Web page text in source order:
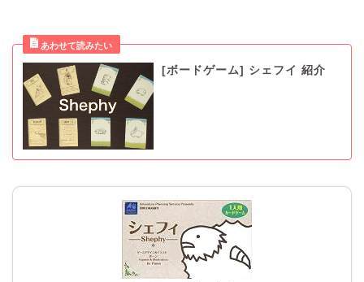
[ボードゲーム] シェフイ 紹介